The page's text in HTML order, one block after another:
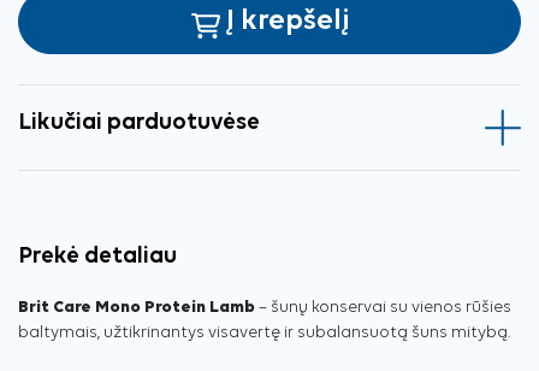
Į krepšelį
Likučiai parduotuvėse
Prekė detaliau
Brit Care Mono Protein Lamb – šunų konservai su vienos rūšies
baltymais, užtikrinantys visavertę ir subalansuotą šuns mitybą.